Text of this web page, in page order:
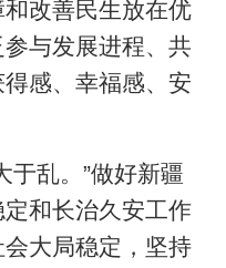
改善民生放在优
与发展进程、共
感、幸福感、安
于乱。”做好新疆
和长治久安工作
大局稳定，坚持